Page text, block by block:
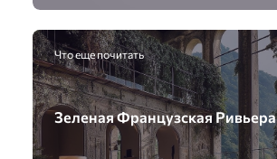
Что еще почитать
Зеленая Французская Ривьера